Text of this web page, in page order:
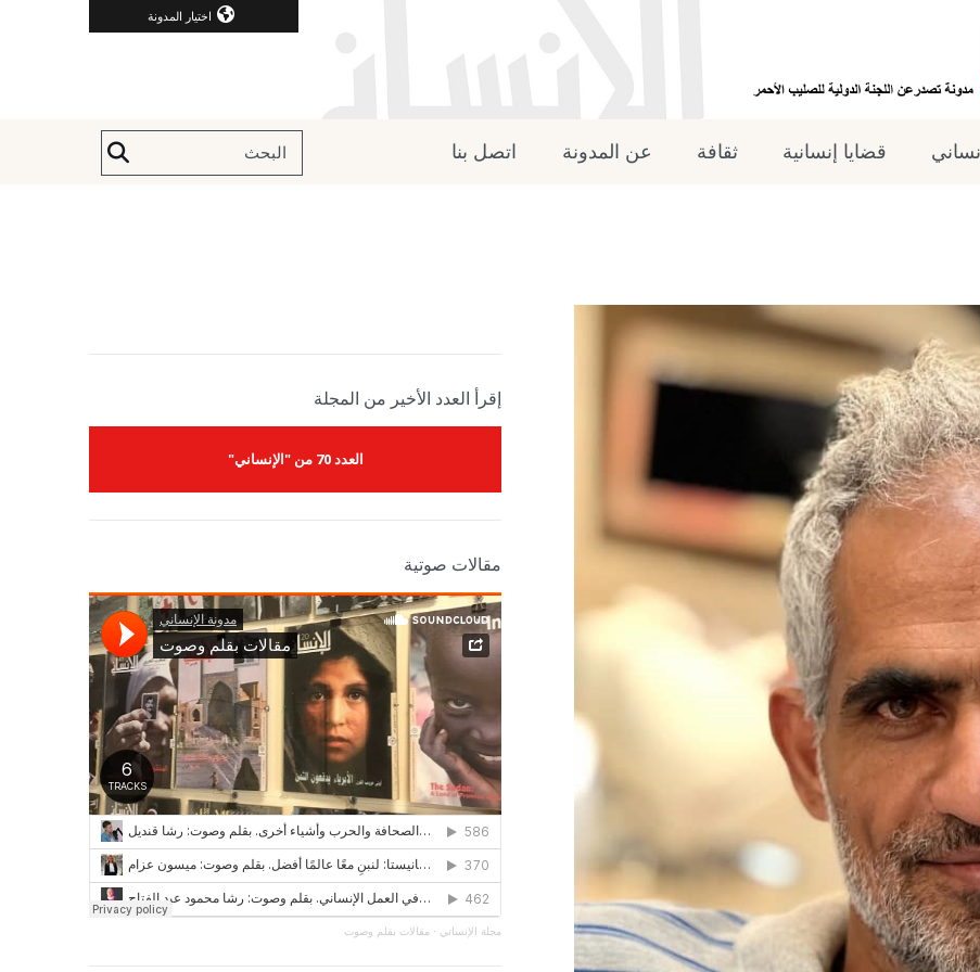
اختيار المدونة
قضايا إنسانية ثقافة عن المدونة اتصل بنا
إقرأ العدد الأخير من المجلة
العدد 70 من "الإنساني"
مقالات صوتية
مجلة الإنساني · مقالات بقلم وصوت